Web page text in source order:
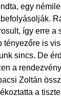
egy
így erre a
tényezőre is
sincs. De
a
Zoltán
a